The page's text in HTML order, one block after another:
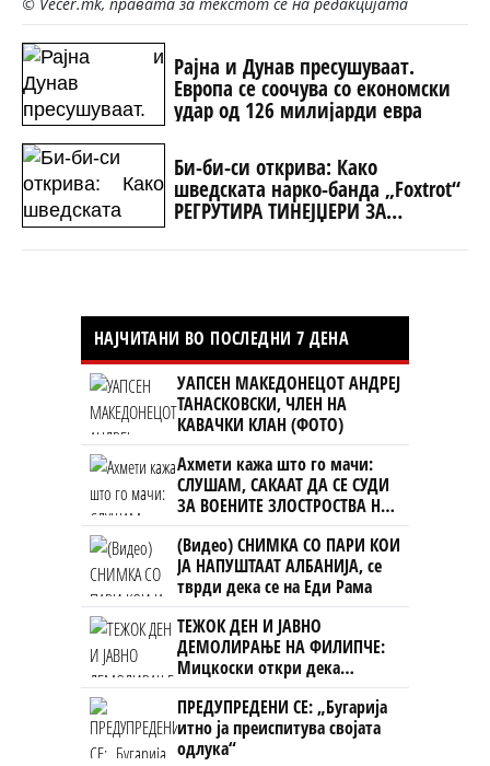
Рајна и Дунав пресушуваат.
Европа се соочува со економски
удар од 126 милијарди евра
Би-би-си открива: Како
шведската нарко-банда „Foxtrot“
РЕГРУТИРА ТИНЕЈЏЕРИ ЗА
НАЈЧИТАНИ ВО ПОСЛЕДНИ 7 ДЕНА
УАПСЕН МАКЕДОНЕЦОТ АНДРЕЈ
ТАНАСКОВСКИ, ЧЛЕН НА
КАВАЧКИ КЛАН (ФОТО)
Ахмети кажа што го мачи:
СЛУШАМ, САКААТ ДА СЕ СУДИ
ЗА ВОЕНИТЕ ЗЛОСТРОСТВА НА
УЧК...
(Видео) СНИМКА СО ПАРИ КОИ
ЈА НАПУШТААТ АЛБАНИЈА, се
тврди дека се на Еди Рама
ТЕЖОК ДЕН И ЈАВНО
ДЕМОЛИРАЊЕ НА ФИЛИПЧЕ:
Мицкоски откри дека
човекот појма нема од
ништо, освен за кеш
ПРЕДУПРЕДЕНИ СЕ: „Бугарија
итно ја преиспитува својата
одлука“